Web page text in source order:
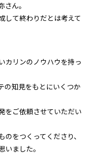
ん。
して終わりだとは考えて
カリンのノウハウを持っ
の知見をもとにいくつか
をご依頼させていただい
をつくってくださり、
ました。